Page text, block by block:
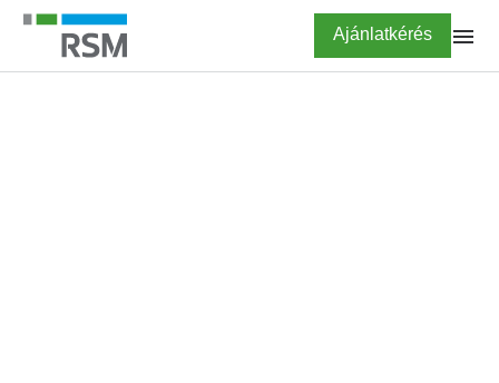
Ugrás
tartalomra
Highlighted
Ajánlatkérés